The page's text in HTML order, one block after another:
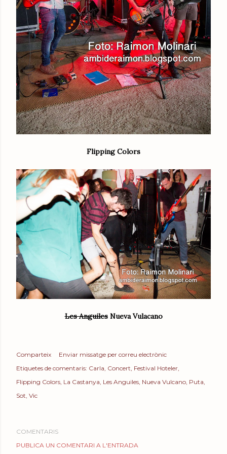
Flipping Colors
Les AnguilesNueva Vulacano
Comparteix
Enviar missatge per correu electrònic
Etiquetes de comentaris: Carla Concert Festival Hoteler
Flipping Colors La Castanya Les Anguiles Nueva Vulcano Puta
Sot Vic
COMENTARIS
PUBLICA UN COMENTARI A L'ENTRADA